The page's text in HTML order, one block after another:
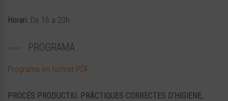
Horari: De 16 a 20h.
PROGRAMA
Programa en format PDF
PROCÉS PRODUCTIU. PRÀCTIQUES CORRECTES D’HIGIENE,